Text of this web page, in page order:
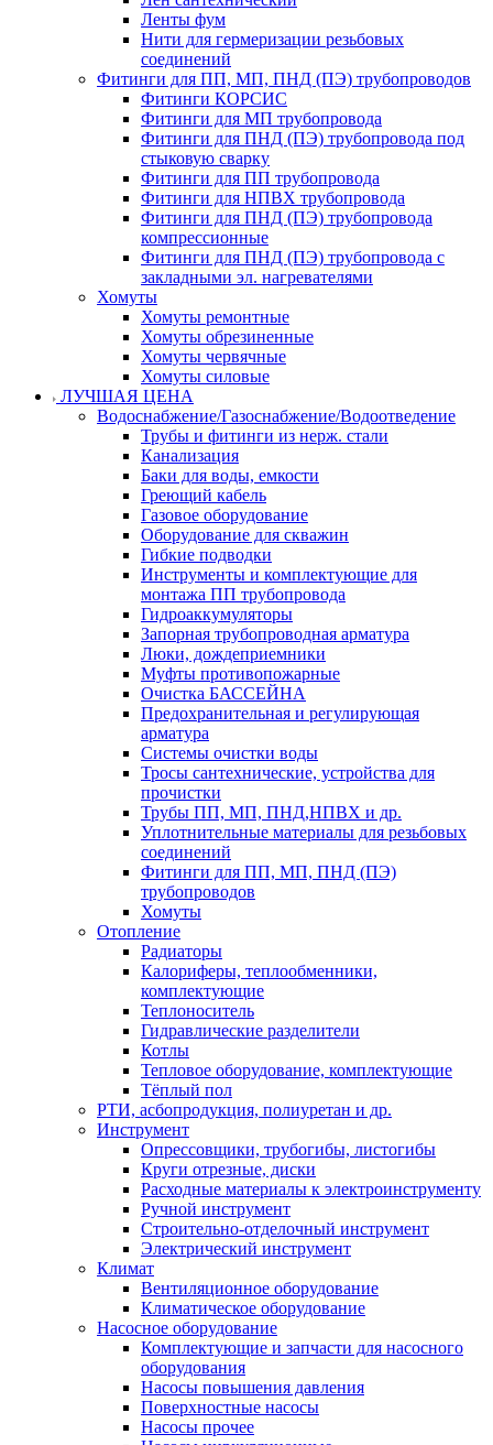
Ленты фум
Нити для гермеризации резьбовых
соединений
Фитинги для ПП, МП, ПНД (ПЭ) трубопроводов
Фитинги КОРСИС
Фитинги для МП трубопровода
Фитинги для ПНД (ПЭ) трубопровода под
стыковую сварку
Фитинги для ПП трубопровода
Фитинги для НПВХ трубопровода
Фитинги для ПНД (ПЭ) трубопровода
компрессионные
Фитинги для ПНД (ПЭ) трубопровода с
закладными эл. нагревателями
Хомуты
Хомуты ремонтные
Хомуты обрезиненные
Хомуты червячные
Хомуты силовые
ЛУЧШАЯ ЦЕНА
Водоснабжение/Газоснабжение/Водоотведение
Трубы и фитинги из нерж. стали
Канализация
Баки для воды, емкости
Греющий кабель
Газовое оборудование
Оборудование для скважин
Гибкие подводки
Инструменты и комплектующие для
монтажа ПП трубопровода
Гидроаккумуляторы
Запорная трубопроводная арматура
Люки, дождеприемники
Муфты противопожарные
Очистка БАССЕЙНА
Предохранительная и регулирующая
арматура
Системы очистки воды
Тросы сантехнические, устройства для
прочистки
Трубы ПП, МП, ПНД,НПВХ и др.
Уплотнительные материалы для резьбовых
соединений
Фитинги для ПП, МП, ПНД (ПЭ)
трубопроводов
Хомуты
Отопление
Радиаторы
Калориферы, теплообменники,
комплектующие
Теплоноситель
Гидравлические разделители
Котлы
Тепловое оборудование, комплектующие
Тёплый пол
РТИ, асбопродукция, полиуретан и др.
Инструмент
Опрессовщики, трубогибы, листогибы
Круги отрезные, диски
Расходные материалы к электроинструменту
Ручной инструмент
Строительно-отделочный инструмент
Электрический инструмент
Климат
Вентиляционное оборудование
Климатическое оборудование
Насосное оборудование
Комплектующие и запчасти для насосного
оборудования
Насосы повышения давления
Поверхностные насосы
Насосы прочее